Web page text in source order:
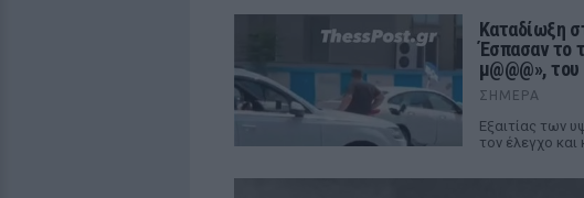
Καταδίωξη
Έσπασαν το
μ@@@»,
ΣΉΜΕΡΑ
Εξαιτίας των
τον έλεγχο